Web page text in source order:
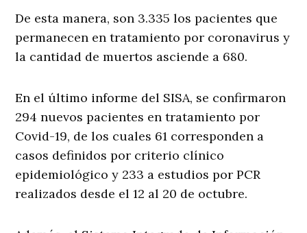
De esta manera, son 3.335 los pacientes que
permanecen en tratamiento por coronavirus y
la cantidad de muertos asciende a 680.
En el último informe del SISA, se confirmaron
294 nuevos pacientes en tratamiento por
Covid-19, de los cuales 61 corresponden a
casos definidos por criterio clínico
epidemiológico y 233 a estudios por PCR
realizados desde el 12 al 20 de octubre.